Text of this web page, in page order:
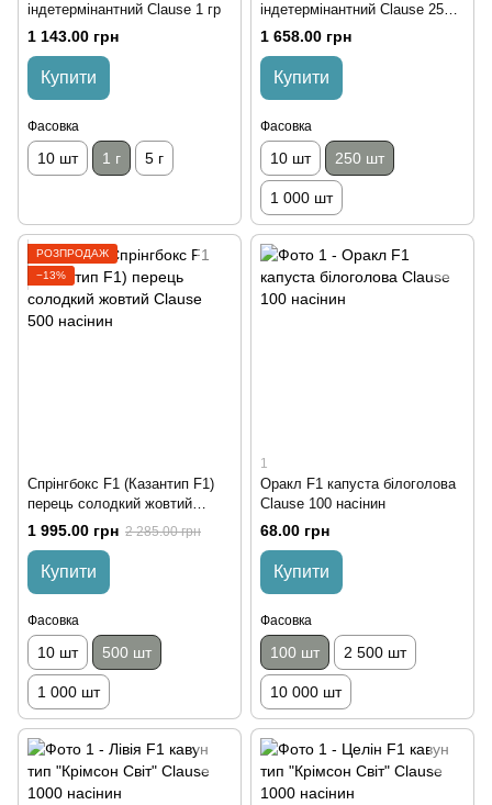
індетермінантний Clause 1 гр
1 143.00 грн
Купити
Фасовка
10 шт 1 г 5 г
індетермінантний Clause 250
насінин
1 658.00 грн
Купити
Фасовка
10 шт 250 шт
1 000 шт
РОЗПРОДАЖ
−13%
Спрінгбокс F1 (Казантип F1)
перець солодкий жовтий
Clause 500 насінин
1 995.00 грн 2 285.00 грн
Купити
Фасовка
10 шт 500 шт
1 000 шт
1
Оракл F1 капуста білоголова
Clause 100 насінин
68.00 грн
Купити
Фасовка
100 шт 2 500 шт
10 000 шт